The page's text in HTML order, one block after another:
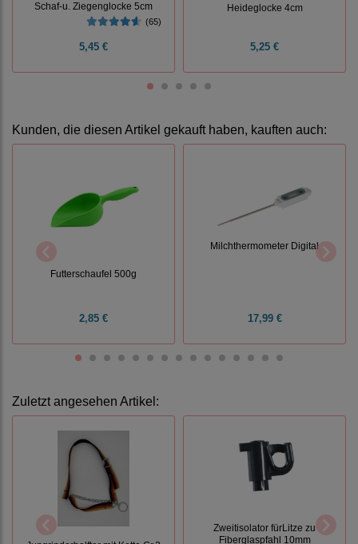
Schaf-u. Ziegenglocke 5cm
(65)
5,45 €
Heideglocke 4cm
5,25 €
Kunden, die diesen Artikel gekauft haben, kauften auch:
Futterschaufel 500g
2,85 €
Milchthermometer Digital
17,99 €
Zuletzt angesehen Artikel:
Zweitisolator fürLitze zu
Fiberglaspfahl 10mm